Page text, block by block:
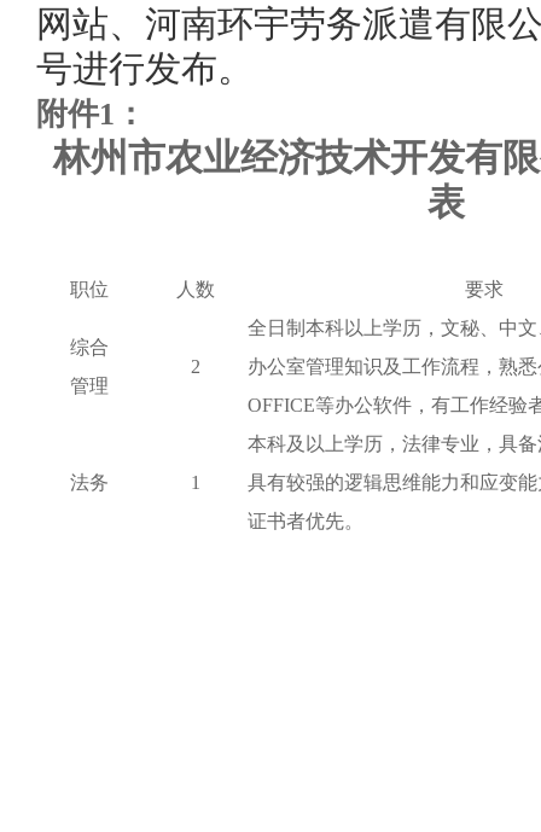
网站、河南环宇劳务派遣有限
号进行发布。
附件1：
林州市农业经济技术开发有
表
职位 人数 要求
综合
管理
2
全日制本科以上学历，文秘、中
办公室管理知识及工作流程，熟
OFFICE等办公软件，有工作经验
法务 1
本科及以上学历，法律专业，具
具有较强的逻辑思维能力和应变
证书者优先。